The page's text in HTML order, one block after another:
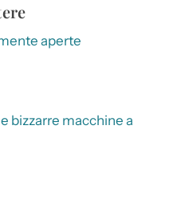
aperte
bizzarre macchine a